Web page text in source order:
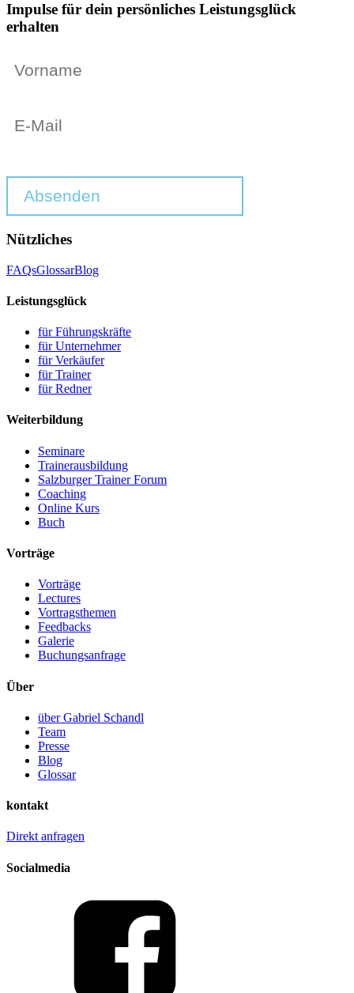
Impulse für dein persönliches Leistungsglück
erhalten
Absenden
Nützliches
FAQsGlossarBlog
Leistungsglück
für Führungskräfte
für Unternehmer
für Verkäufer
für Trainer
für Redner
Weiterbildung
Seminare
Trainerausbildung
Salzburger Trainer Forum
Coaching
Online Kurs
Buch
Vorträge
Vorträge
Lectures
Vortragsthemen
Feedbacks
Galerie
Buchungsanfrage
Über
über Gabriel Schandl
Team
Presse
Blog
Glossar
kontakt
Direkt anfragen
Socialmedia